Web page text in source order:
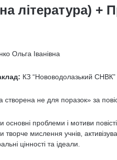
література) +
Ольга Іванівна
КЗ “Нововодолазький СНВК”
не для поразок» за
основні проблеми і мотиви
творче мислення учнів,
цінності та ідеали.